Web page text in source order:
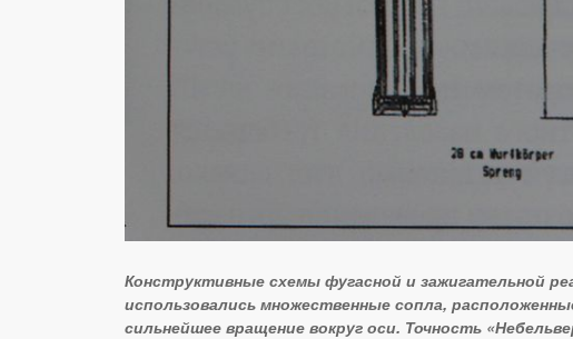
Конструктивные схемы фугасной и зажигательной
использовались множественные сопла,
сильнейшее вращение вокруг оси. Точность